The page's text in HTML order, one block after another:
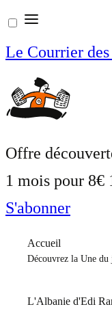
Aller
au
contenu
Le Courrier
Offre
1 mois pour 8€
S'abonner
Accueil
Découvrez la Une du
L'Albanie d'Edi